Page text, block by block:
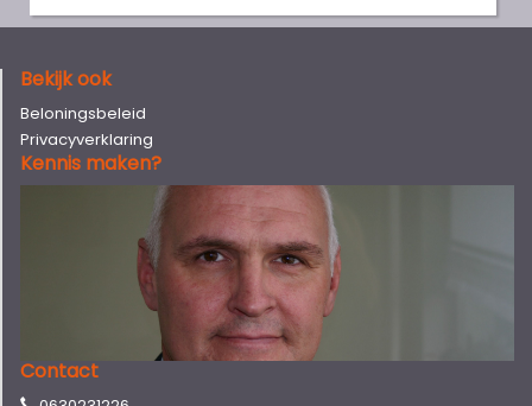
Bekijk ook
Beloningsbeleid
Privacyverklaring
Kennis maken?
Contact